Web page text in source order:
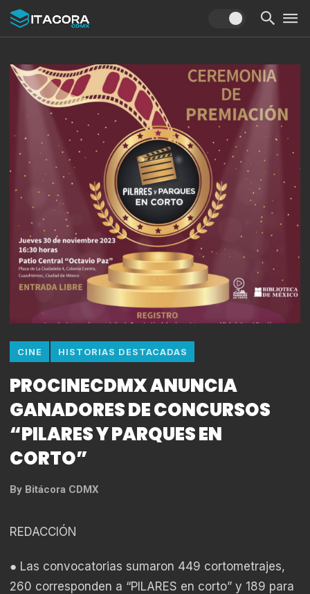
CINE HISTORIAS DESTACADAS
PROCINECDMX ANUNCIA
GANADORES DE CONCURSOS
“PILARES Y PARQUES EN
CORTO”
By Bitácora CDMX
REDACCIÓN
● Las convocatorias sumaron 449 cortometrajes,
260 corresponden a “PILARES en corto” y 189 para